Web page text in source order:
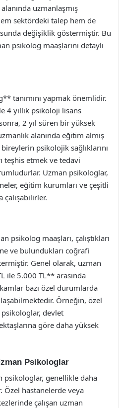
uzmanlaşmış
sektördeki talep hem de
değişiklik göstermiştir. Bu
psikolog maaşlarını detaylı
tanımını yapmak önemlidir.
4 yıllık psikoloji lisans
2 yıl süren bir yüksek
alanında eğitim almış
psikolojik sağlıklarını
teşhis etmek ve tedavi
Uzman psikologlar,
eğitim kurumları ve çeşitli
çalışabilirler.
psikolog maaşları, çalıştıkları
ve bulundukları coğrafi
Genel olarak, uzman
ile 5.000 TL** arasında
bazı özel durumlarda
Örneğin, özel
psikologlar, devlet
göre daha yüksek
Psikologlar
psikologlar, genellikle daha
Özel hastanelerde veya
çalışan uzman